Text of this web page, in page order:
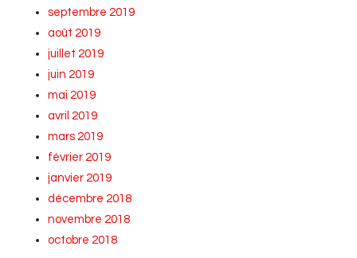
septembre 2019
août 2019
juillet 2019
juin 2019
mai 2019
avril 2019
mars 2019
février 2019
janvier 2019
décembre 2018
novembre 2018
octobre 2018